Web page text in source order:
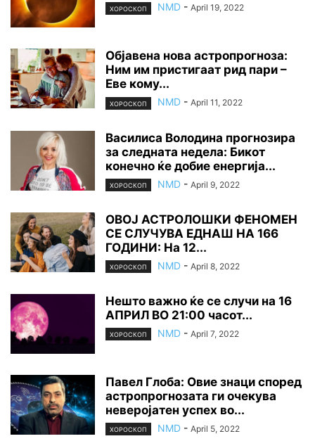
ХОРОСКОП NMD - April 19, 2022
Објавена нова астропрогноза:
Ним им пристигаат рид пари –
Еве кому...
ХОРОСКОП NMD - April 11, 2022
Василиса Володина прогнозира
за следната недела: Бикот
конечно ќе добие енергија...
ХОРОСКОП NMD - April 9, 2022
ОВОЈ АСТРОЛОШКИ ФЕНОМЕН
СЕ СЛУЧУВА ЕДНАШ НА 166
ГОДИНИ: На 12...
ХОРОСКОП NMD - April 8, 2022
Нешто важно ќе се случи на 16
АПРИЛ ВО 21:00 часот...
ХОРОСКОП NMD - April 7, 2022
Павел Глоба: Овие знаци според
астропрогнозата ги очекува
неверојатен успех во...
ХОРОСКОП NMD - April 5, 2022